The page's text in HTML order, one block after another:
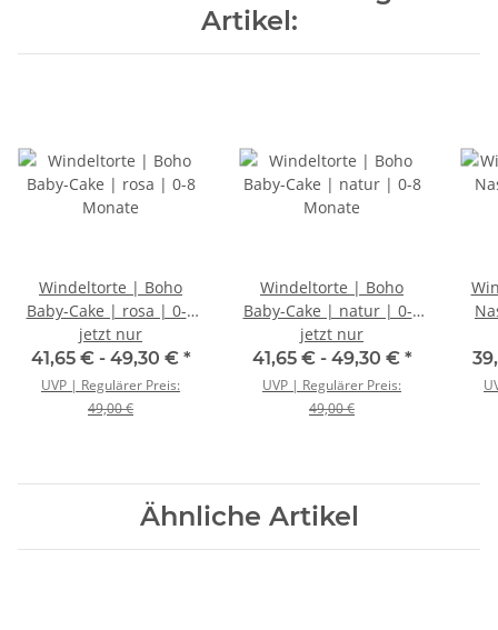
Artikel:
Windeltorte | Boho
Baby-Cake | rosa | 0-8
Monate
jetzt nur
41,65 € - 49,30 € *
UVP | Regulärer Preis:
49,00 €
Windeltorte | Boho
Baby-Cake | natur | 0-8
Monate
jetzt nur
41,65 € - 49,30 € *
UVP | Regulärer Preis:
49,00 €
Ähnliche Artikel